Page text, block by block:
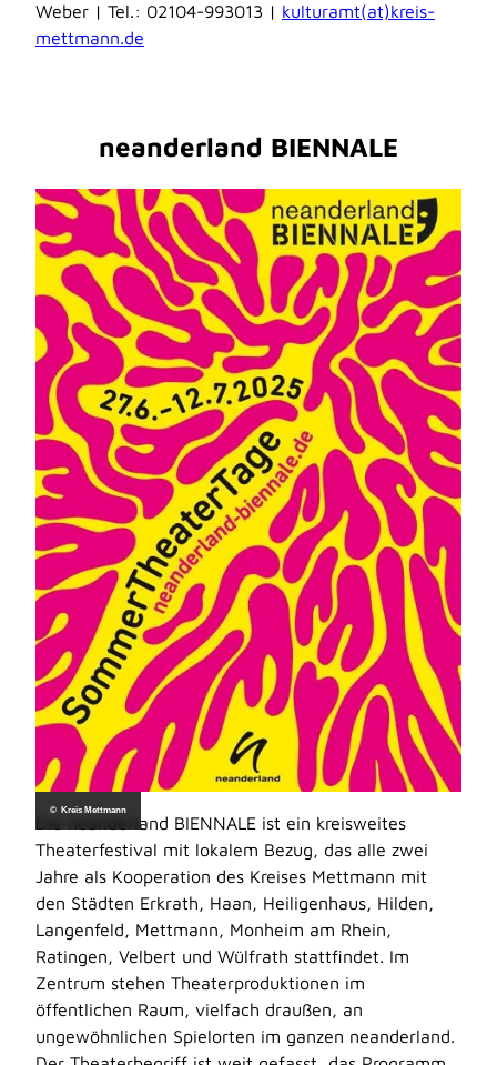
Weber | Tel.: 02104-993013 | kulturamt(at)kreis-
mettmann.de
neanderland BIENNALE
© Kreis Mettmann
Die neanderland BIENNALE ist ein kreisweites
Theaterfestival mit lokalem Bezug, das alle zwei
Jahre als Kooperation des Kreises Mettmann mit
den Städten Erkrath, Haan, Heiligenhaus, Hilden,
Langenfeld, Mettmann, Monheim am Rhein,
Ratingen, Velbert und Wülfrath stattfindet. Im
Zentrum stehen Theaterproduktionen im
öffentlichen Raum, vielfach draußen, an
ungewöhnlichen Spielorten im ganzen neanderland.